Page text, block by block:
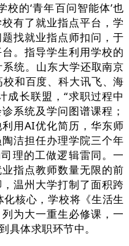
的‘青年百问智能体’也
有了就业指点平台，学
找就业指点师扣问，于
。指导学生利用学校的
统。山东大学还取南京
和百度、科大讯飞、海
成长联盟，“求职过程中
系统及学问图谱课程；
用AI优化简历，华东师
洁担任办理学院三个年
理的工做逻辑雷同。一
指点教师数量无限的前
温州大学打制了面积跨
核心，学校将《生活生
为大一重生必修课，一
具体求职环节中。